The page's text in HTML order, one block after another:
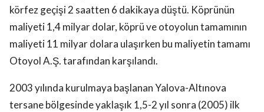
körfez geçişi 2 saatten 6 dakikaya düştü. Köprünün
maliyeti 1,4 milyar dolar, köprü ve otoyolun tamamının
maliyeti 11 milyar dolara ulaşırken bu maliyetin tamamı
Otoyol A.Ş. tarafından karşılandı.
2003 yılında kurulmaya başlanan Yalova-Altınova
tersane bölgesinde yaklaşık 1,5-2 yıl sonra (2005) ilk